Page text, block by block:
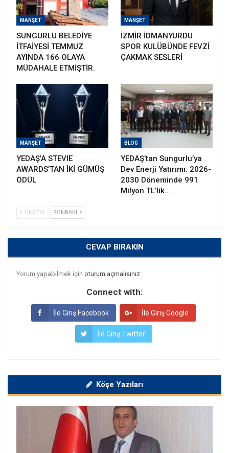
MANŞET
SUNGURLU BELEDİYE
İTFAİYESİ TEMMUZ
AYINDA 166 OLAYA
MÜDAHALE ETMİŞTİR.
MANŞET
İZMİR İDMANYURDU
SPOR KULÜBÜNDE FEVZİ
ÇAKMAK SESLERİ
MANŞET
YEDAŞ’A STEVIE
AWARDS’TAN İKİ GÜMÜŞ
ÖDÜL
BLOG
YEDAŞ’tan Sungurlu’ya
Dev Enerji Yatırımı: 2026-
2030 Döneminde 991
Milyon TL’lik…
ÖNCEKI SONRAKI
CEVAP BIRAKIN
Yorum yapabilmek için oturum açmalısınız
Connect with:
İle Giriş Facebook İle Giriş Google
İle Giriş Twitter
Köşe Yazıları